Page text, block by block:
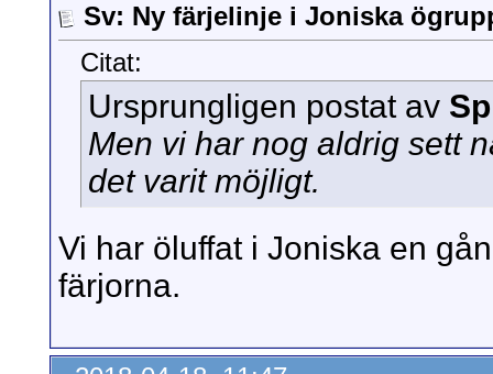
Sv: Ny färjelinje i Joniska
Citat:
Ursprungligen postat av
Men vi har nog aldrig sett
det varit möjligt.
Vi har öluffat i Joniska en
färjorna.